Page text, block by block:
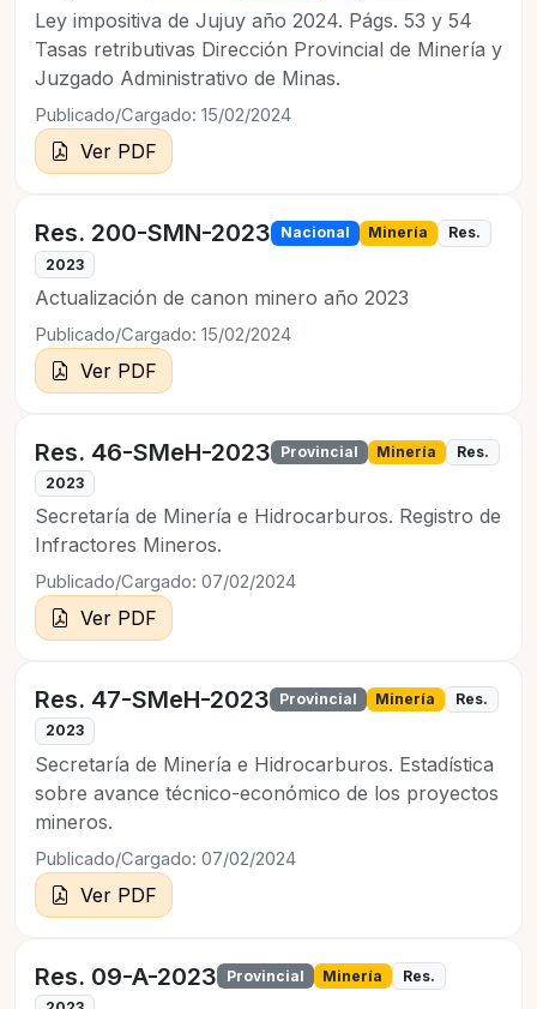
Ley impositiva de Jujuy año 2024. Págs. 53 y 54
Tasas retributivas Dirección Provincial de Minería y
Juzgado Administrativo de Minas.
Publicado/Cargado: 15/02/2024
Ver PDF
Res. 200-SMN-2023 Nacional Minería
Res.
2023
Actualización de canon minero año 2023
Publicado/Cargado: 15/02/2024
Ver PDF
Res. 46-SMeH-2023 Provincial Minería
Res.
2023
Secretaría de Minería e Hidrocarburos. Registro de
Infractores Mineros.
Publicado/Cargado: 07/02/2024
Ver PDF
Res. 47-SMeH-2023 Provincial Minería
Res.
2023
Secretaría de Minería e Hidrocarburos. Estadística
sobre avance técnico-económico de los proyectos
mineros.
Publicado/Cargado: 07/02/2024
Ver PDF
Res. 09-A-2023 Provincial Minería
Res.